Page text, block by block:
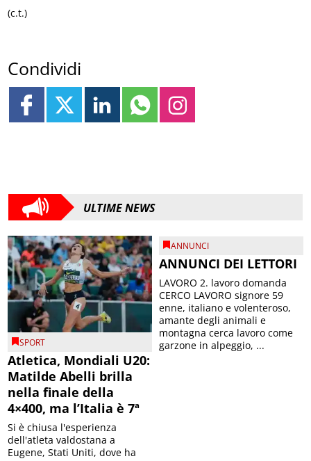
(c.t.)
Condividi
ULTIME NEWS
SPORT
Atletica, Mondiali U20:
Matilde Abelli brilla
nella finale della
4×400, ma l’Italia è 7ª
Si è chiusa l'esperienza
dell'atleta valdostana a
Eugene, Stati Uniti, dove ha
ANNUNCI
ANNUNCI DEI LETTORI
LAVORO 2. lavoro domanda
CERCO LAVORO signore 59
enne, italiano e volenteroso,
amante degli animali e
montagna cerca lavoro come
garzone in alpeggio, ...